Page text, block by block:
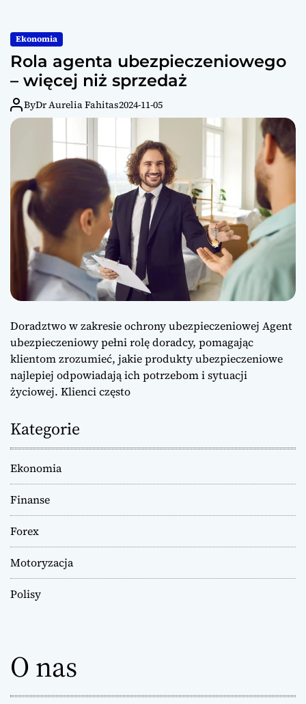
Ekonomia
Rola agenta ubezpieczeniowego
– więcej niż sprzedaż
ByDr Aurelia Fahitas2024-11-05
Doradztwo w zakresie ochrony ubezpieczeniowej Agent
ubezpieczeniowy pełni rolę doradcy, pomagając
klientom zrozumieć, jakie produkty ubezpieczeniowe
najlepiej odpowiadają ich potrzebom i sytuacji
życiowej. Klienci często
Kategorie
Ekonomia
Finanse
Forex
Motoryzacja
Polisy
O nas